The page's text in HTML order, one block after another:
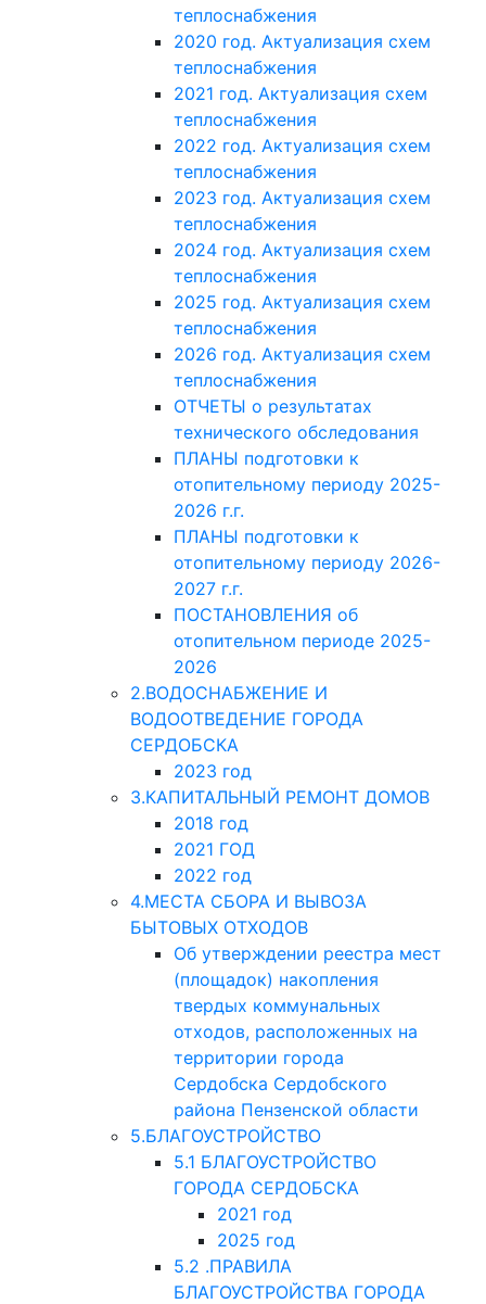
теплоснабжения
2020 год. Актуализация схем
теплоснабжения
2021 год. Актуализация схем
теплоснабжения
2022 год. Актуализация схем
теплоснабжения
2023 год. Актуализация схем
теплоснабжения
2024 год. Актуализация схем
теплоснабжения
2025 год. Актуализация схем
теплоснабжения
2026 год. Актуализация схем
теплоснабжения
ОТЧЕТЫ о результатах
технического обследования
ПЛАНЫ подготовки к
отопительному периоду 2025-
2026 г.г.
ПЛАНЫ подготовки к
отопительному периоду 2026-
2027 г.г.
ПОСТАНОВЛЕНИЯ об
отопительном периоде 2025-
2026
2.ВОДОСНАБЖЕНИЕ И
ВОДООТВЕДЕНИЕ ГОРОДА
СЕРДОБСКА
2023 год
3.КАПИТАЛЬНЫЙ РЕМОНТ ДОМОВ
2018 год
2021 ГОД
2022 год
4.МЕСТА СБОРА И ВЫВОЗА
БЫТОВЫХ ОТХОДОВ
Об утверждении реестра мест
(площадок) накопления
твердых коммунальных
отходов, расположенных на
территории города
Сердобска Сердобского
района Пензенской области
5.БЛАГОУСТРОЙСТВО
5.1 БЛАГОУСТРОЙСТВО
ГОРОДА СЕРДОБСКА
2021 год
2025 год
5.2 .ПРАВИЛА
БЛАГОУСТРОЙСТВА ГОРОДА